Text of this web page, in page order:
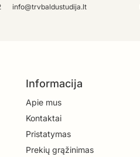
info@trvbaldustudija.lt
Informacija
Apie mus
Kontaktai
Pristatymas
Prekių grąžinimas